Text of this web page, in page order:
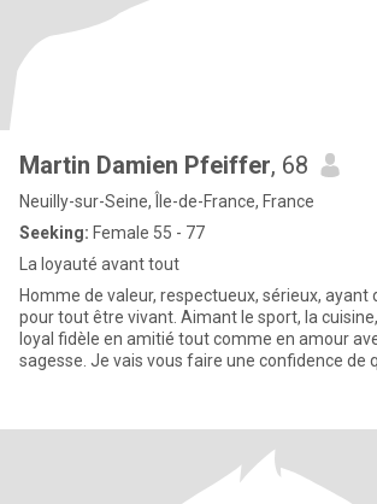
Martin Damien Pfeiffer, 68
Neuilly-sur-Seine, Île-de-France, France
Seeking: Female 55 - 77
La loyauté avant tout
Homme de valeur, respectueux, sérieux, ayant
pour tout être vivant. Aimant le sport, la
loyal fidèle en amitié tout comme en amour
sagesse. Je vais vous faire une confidence